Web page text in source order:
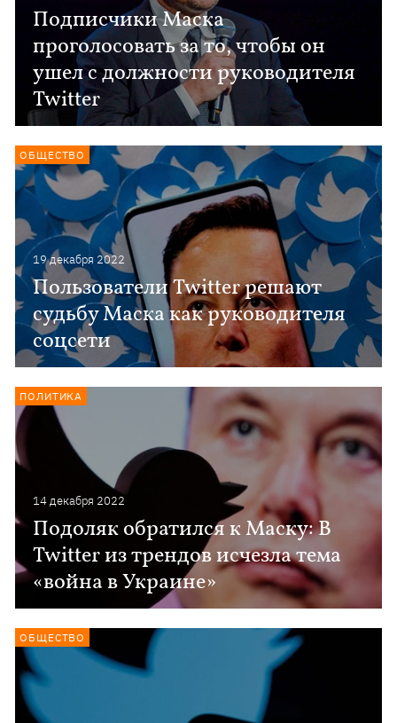
Подписчики Маска
проголосовать за то, чтобы он
ушел с должности руководителя
Twitter
19 декабря 2022
Пользователи Twitter решают
судьбу Маска как руководителя
соцсети
ОБЩЕСТВО
14 декабря 2022
Подоляк обратился к Маску: В
Twitter из трендов исчезла тема
«война в Украине»
ПОЛИТИКА
ОБЩЕСТВО